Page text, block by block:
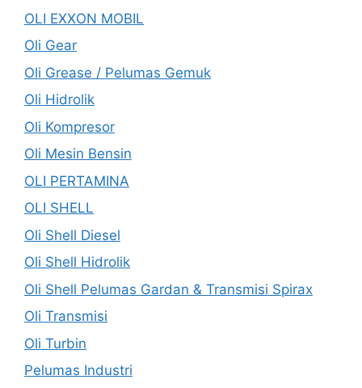
OLI EXXON MOBIL
Oli Gear
Oli Grease / Pelumas Gemuk
Oli Hidrolik
Oli Kompresor
Oli Mesin Bensin
OLI PERTAMINA
OLI SHELL
Oli Shell Diesel
Oli Shell Hidrolik
Oli Shell Pelumas Gardan & Transmisi Spirax
Oli Transmisi
Oli Turbin
Pelumas Industri